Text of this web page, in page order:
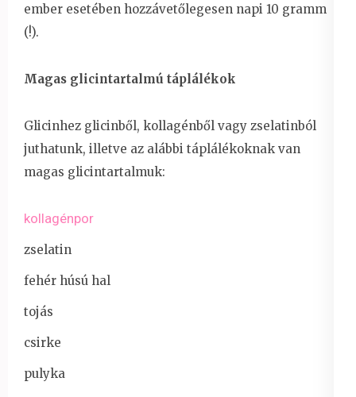
ember esetében hozzávetőlegesen napi 10 gramm
(!).
Magas glicintartalmú táplálékok
Glicinhez glicinből, kollagénből vagy zselatinból
juthatunk, illetve az alábbi táplálékoknak van
magas glicintartalmuk:
kollagénpor
zselatin
fehér húsú hal
tojás
csirke
pulyka